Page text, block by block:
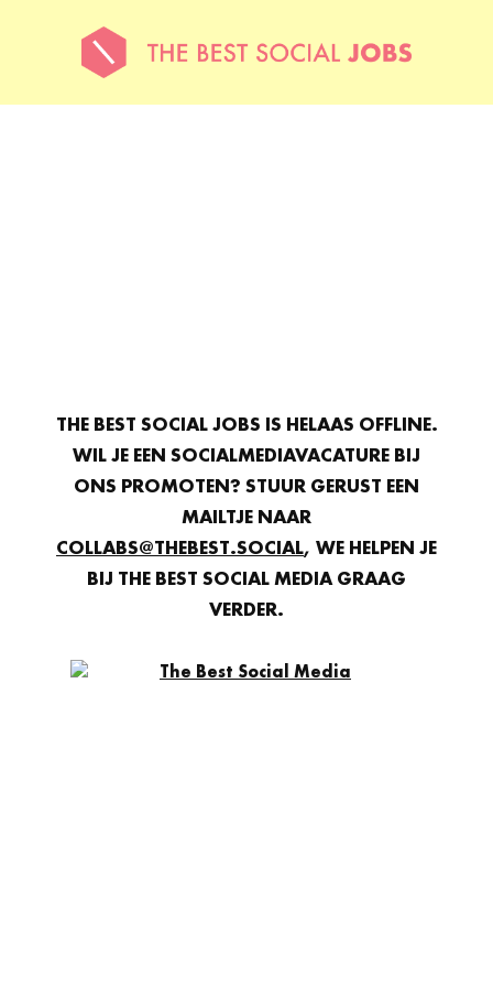
THE BEST SOCIAL JOBS IS HELAAS OFFLINE.
WIL JE EEN SOCIALMEDIAVACATURE BIJ
ONS PROMOTEN? STUUR GERUST EEN
MAILTJE NAAR
COLLABS@THEBEST.SOCIAL, WE HELPEN JE
BIJ THE BEST SOCIAL MEDIA GRAAG
VERDER.